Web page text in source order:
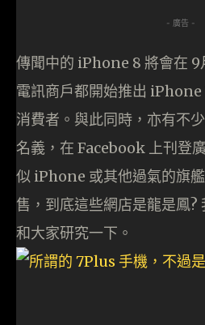
- 廣告 -
傳聞中的 iPhone 8 將會在 9
電訊商戶都開始推出 iPhone
消費者。與此同時，亦有不
名義，在 Facebook 上刊登
似 iPhone 或其他過氣的旗
售，到底這些網店是龍是鳳?
和大家研究一下。